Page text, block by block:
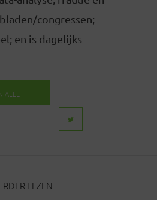
congressen;
en is dagelijks
ALLE
LEZEN